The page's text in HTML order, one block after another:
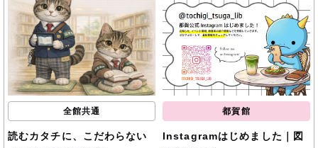
全館共通
読むカタチに、こだわらない
都賀館
Instagramはじめました｜図